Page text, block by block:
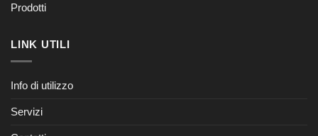
Prodotti
LINK UTILI
Info di utilizzo
Servizi